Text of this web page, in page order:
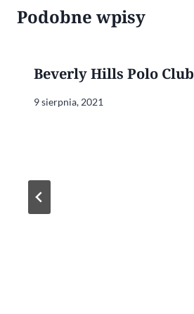
Podobne wpisy
Beverly Hills Polo Club
9 sierpnia, 2021